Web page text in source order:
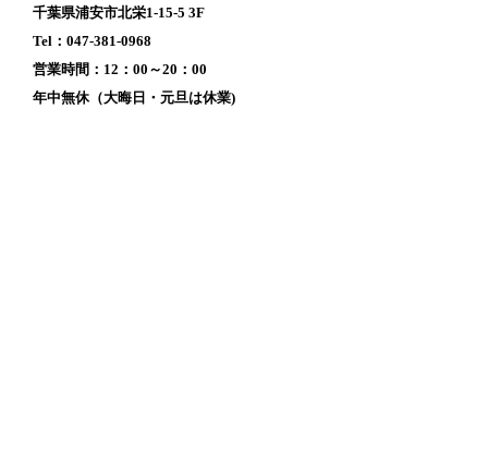
千葉県浦安市北栄1-15-5 3F
Tel：047-381-0968
営業時間：12：00～20：00
年中無休（大晦日・元旦は休業)